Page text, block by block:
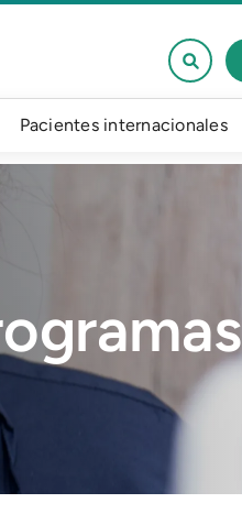
Pacientes internacionales